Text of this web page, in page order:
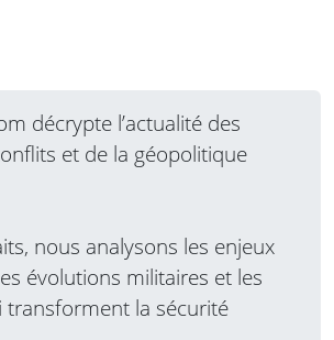
décrypte l’actualité des
et de la géopolitique
nous analysons les enjeux
évolutions militaires et les
transforment la sécurité